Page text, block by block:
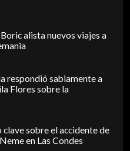
alista nuevos viajes a
respondió sabiamente a
Flores sobre la
clave sobre el accidente de
en Las Condes